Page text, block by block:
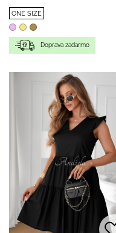
ONE SIZE
Doprava zadarmo